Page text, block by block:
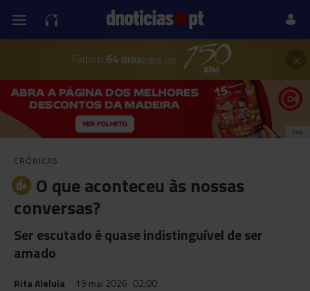
Faltam 64 diaspara os ×
PUB
CRÓNICAS
O que aconteceu às nossas
conversas?
Ser escutado é quase indistinguível de ser
amado
Rita Aleluia 19 mai 2026 02:00